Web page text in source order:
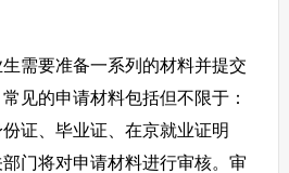
需要准备一系列的材料并提交
见的申请材料包括但不限于：
证、毕业证、在京就业证明
门将对申请材料进行审核。审